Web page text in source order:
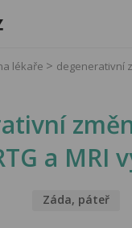
lékaře
degenerativní
a MRI
Záda, páteř